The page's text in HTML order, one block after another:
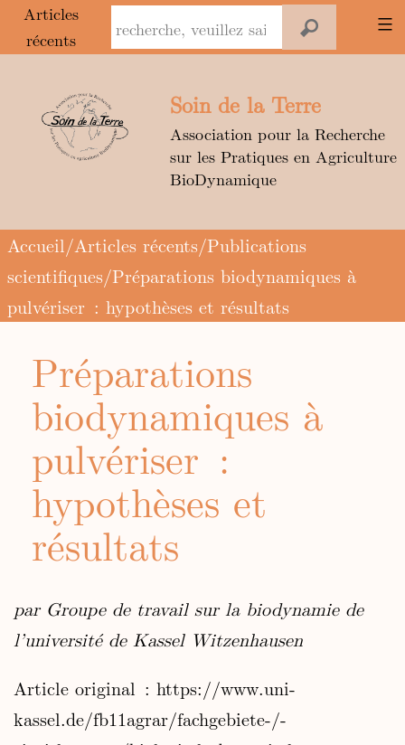
Aller
contenu
Soin de la Terre
Association pour la Recherche
sur les Pratiques en Agriculture
BioDynamique
Articles
récents
Accueil/Articles récents/Publications
scientifiques/Préparations biodynamiques à
pulvériser : hypothèses et résultats
Préparations
biodynamiques à
pulvériser :
hypothèses et
résultats
par Groupe de travail sur la biodynamie de
l’université de Kassel Witzenhausen
Article original : https://www.uni-
kassel.de/fb11agrar/fachgebiete-/-
Panneau de gestion des cookies